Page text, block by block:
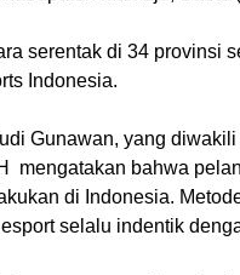
serentak di 34 provinsi
Indonesia.
Gunawan, yang
mengatakan bahwa
di Indonesia.
selalu indentik